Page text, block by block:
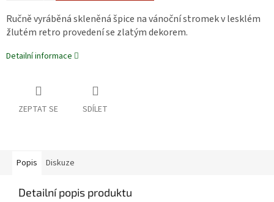
Ručně vyráběná skleněná špice na vánoční stromek v lesklém
žlutém retro provedení se zlatým dekorem.
Detailní informace
ZEPTAT SE SDÍLET
Popis Diskuze
Detailní popis produktu